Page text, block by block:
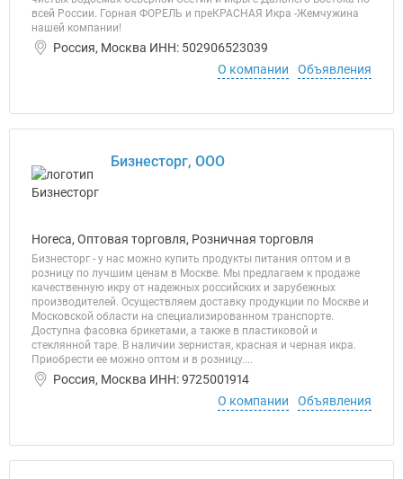
всей России. Горная ФОРЕЛЬ и преКРАСНАЯ Икра -Жемчужина
нашей компании!
Россия, Москва ИНН: 502906523039
О компании
Объявления
Бизнесторг, ООО
Horeca, Оптовая торговля, Розничная торговля
Бизнесторг - у нас можно купить продукты питания оптом и в
розницу по лучшим ценам в Москве. Мы предлагаем к продаже
качественную икру от надежных российских и зарубежных
производителей. Осуществляем доставку продукции по Москве и
Московской области на специализированном транспорте.
Доступна фасовка брикетами, а также в пластиковой и
стеклянной таре. В наличии зернистая, красная и черная икра.
Приобрести ее можно оптом и в розницу....
Россия, Москва ИНН: 9725001914
О компании
Объявления